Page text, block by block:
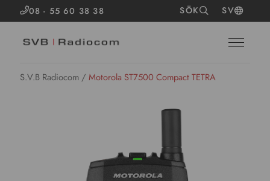
08 - 55 60 38 38 SÖK SV
S.V.B Radiocom / Motorola ST7500 Compact TETRA